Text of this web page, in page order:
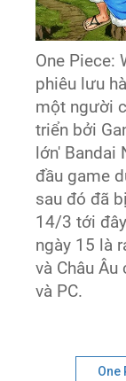
One Piece:
phiêu lưu
một người
triển bởi
lớn'
đầu game
sau đó đã
14/3 tới
ngày 15 là
và Châu Âu
và PC.
One